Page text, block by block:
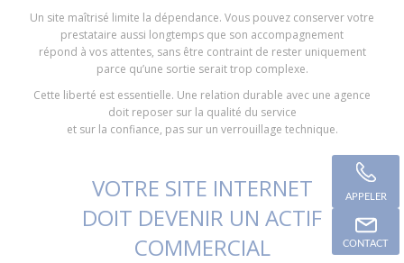
Un site maîtrisé limite la dépendance. Vous pouvez conserver votre
prestataire aussi longtemps que son accompagnement
répond à vos attentes, sans être contraint de rester uniquement
parce qu’une sortie serait trop complexe.
Cette liberté est essentielle. Une relation durable avec une agence
doit reposer sur la qualité du service
et sur la confiance, pas sur un verrouillage technique.
VOTRE SITE INTERNET
DOIT DEVENIR UN ACTIF
COMMERCIAL
APPELER
CONTACT